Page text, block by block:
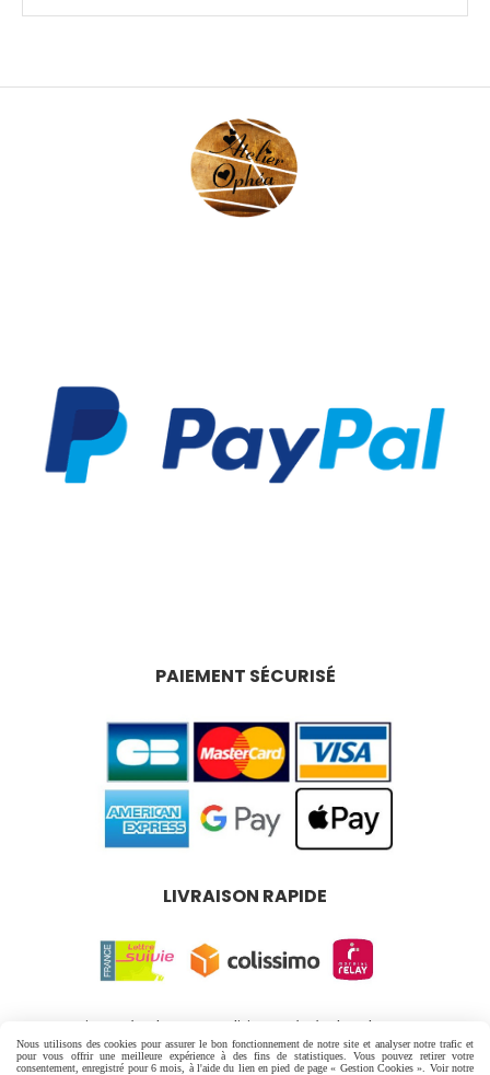
PAIEMENT SÉCURISÉ
LIVRAISON RAPIDE
Mentions Légales
Conditions générales de vente
Politique de confidentialité
Gestion cookies
Nous utilisons des cookies pour assurer le bon fonctionnement de notre site et analyser notre trafic et
pour vous offrir une meilleure expérience à des fins de statistiques. Vous pouvez retirer votre
consentement, enregistré pour 6 mois, à l'aide du lien en pied de page « Gestion Cookies ». Voir notre